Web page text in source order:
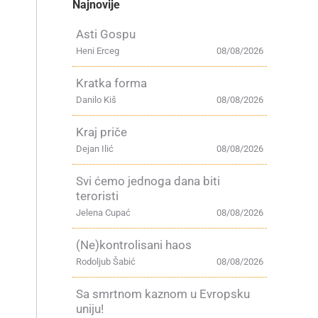
Najnovije
Asti Gospu
08/08/2026
Heni Erceg
Kratka forma
08/08/2026
Danilo Kiš
Kraj priče
08/08/2026
Dejan Ilić
Svi ćemo jednoga dana biti
teroristi
08/08/2026
Jelena Cupać
(Ne)kontrolisani haos
08/08/2026
Rodoljub Šabić
Sa smrtnom kaznom u Evropsku
uniju!